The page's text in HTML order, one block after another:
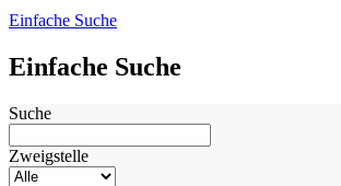
Einfache Suche
Einfache Suche
Suche
Zweigstelle